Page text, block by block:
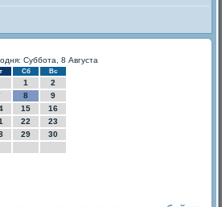
Суббота, 8 Августа
Сб Вс
1
2
8
9
15
16
22
23
29
30